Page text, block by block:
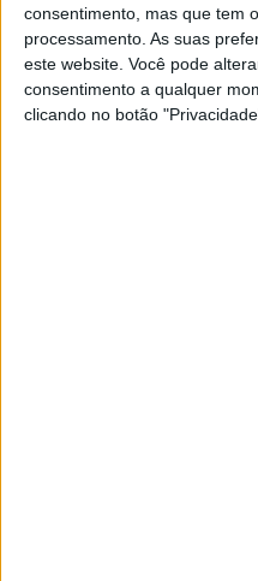
consentimento, mas que tem
processamento. As suas
este website. Você pode
consentimento a qualquer
clicando no botão
–“Voltar a correr este fim
uma coisa positiva;
e concentrarmo-nos
aqui é sempre especial